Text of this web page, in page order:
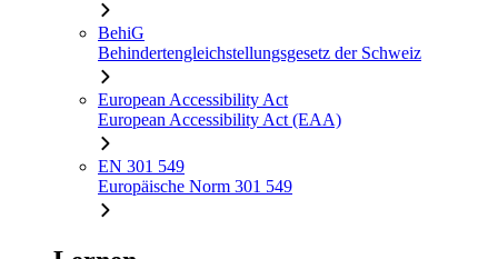
BehiG
Behindertengleichstellungsgesetz der Schweiz
European Accessibility Act
European Accessibility Act (EAA)
EN 301 549
Europäische Norm 301 549